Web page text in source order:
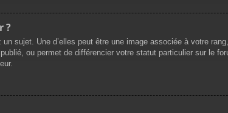
?
sujet. Une d’elles peut être une image associée à votre
ou permet de différencier votre statut particulier sur le